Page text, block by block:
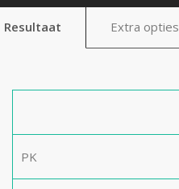
Resultaat Extra opties
PK